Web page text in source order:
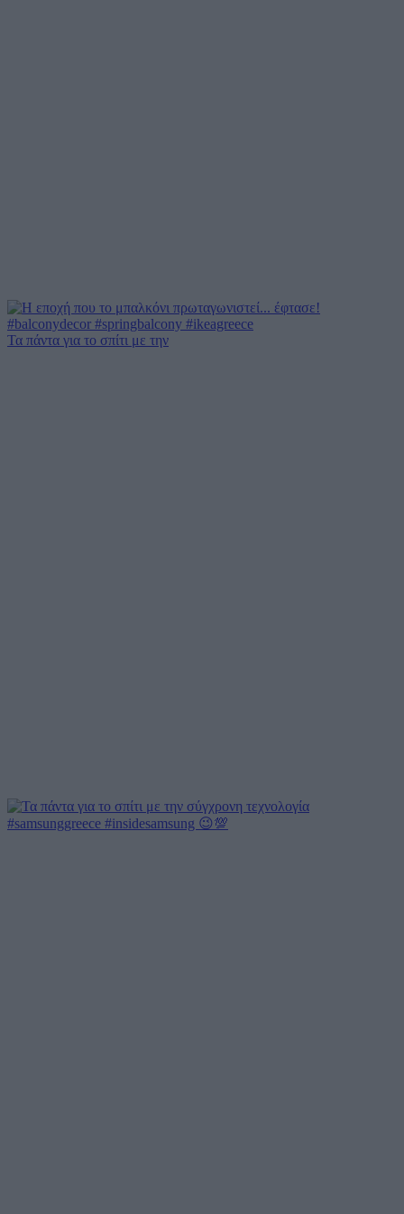
Τα πάντα για το σπίτι με την